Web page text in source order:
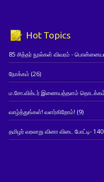
Hot Topics
85 சித்தர் நூல்கள் விவரம் -
நோக்கம் (26)
ம.சோ.விக்டர் இணையத்தளம்
வாழ்த்துங்கள்! வளர்கிறோம்! (9)
தமிழர் வரலாறு வினா விடை போட்டி-